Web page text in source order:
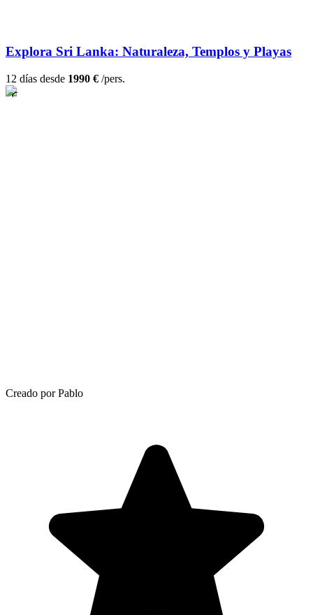
Explora Sri Lanka: Naturaleza, Templos y Playas
12 días desde 1990 € /pers.
Creado por Pablo